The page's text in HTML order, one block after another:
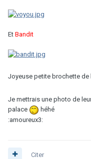
Et Bandit
Joyeuse petite brochette
Je mettrais une photo de
palace
héhé
:amoureux3:
Citer